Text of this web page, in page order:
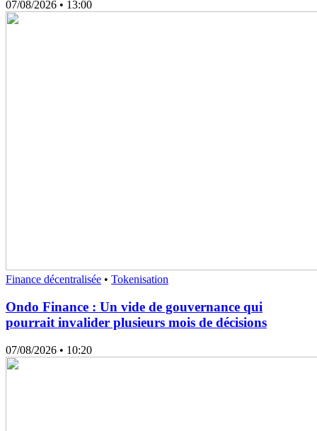
07/08/2026 • 13:00
Finance décentralisée • Tokenisation
Ondo Finance : Un vide de gouvernance qui
pourrait invalider plusieurs mois de décisions
07/08/2026 • 10:20